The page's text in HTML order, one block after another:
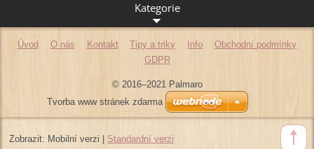
Kategorie
Úvod O nás Kontakt Tipy a triky Info
Obchodní podmínky
GDPR
© 2016–2021 Palmaro
Tvorba www stránek zdarma
Zobrazit: Mobilní verzi Standardní verzi